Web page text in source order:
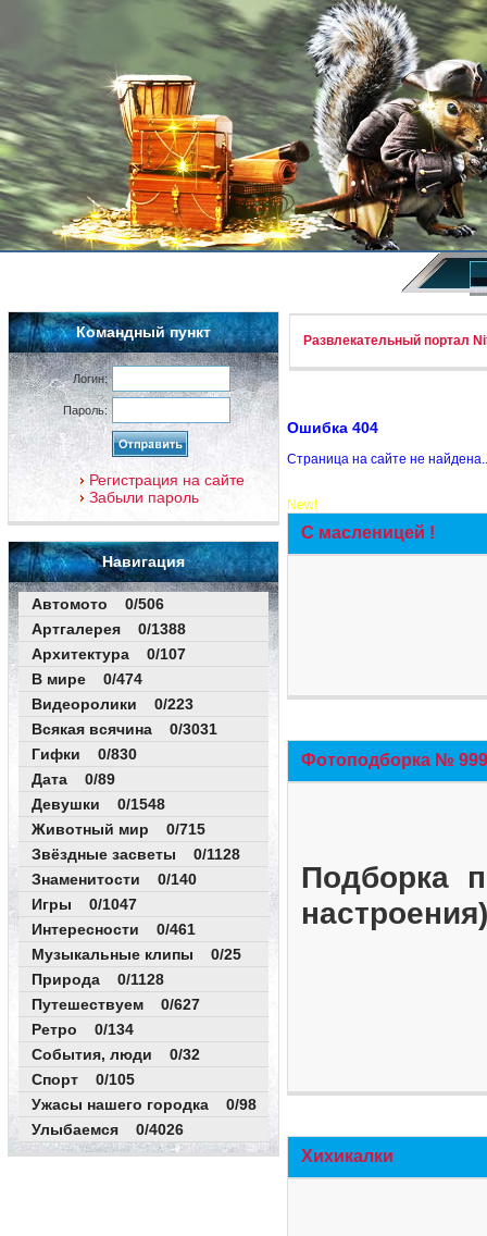
Командный пункт
Логин:
Пароль:
Регистрация на сайте
Забыли пароль
Навигация
Автомото 0/506
Артгалерея 0/1388
Архитектура 0/107
В мире 0/474
Видеоролики 0/223
Всякая всячина 0/3031
Гифки 0/830
Дата 0/89
Девушки 0/1548
Животный мир 0/715
Звёздные засветы 0/1128
Знаменитости 0/140
Игры 0/1047
Интересности 0/461
Музыкальные клипы 0/25
Природа 0/1128
Путешествуем 0/627
Ретро 0/134
События, люди 0/32
Спорт 0/105
Ужасы нашего городка 0/98
Улыбаемся 0/4026
Развлекательный портал
Ошибка 404
Страница на сайте не
New!
С масленицей !
Фотоподборка №
Подборка
Хихикалки